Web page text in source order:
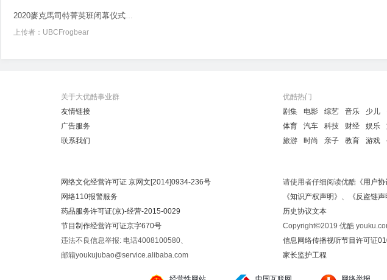
2020麥克馬司特菁英班闭幕仪式致辞 - Tali Hershkovitz
上传者： UBCFrogbear
关于大优酷事业群
友情链接
广告服务
联系我们
优酷热门
剧集
电影 综艺 音乐 少儿
体育
汽车 科技 财经 娱乐
旅游
时尚 亲子 教育 游戏
网络文化经营许可证 京网文[2014]0934-236号
网络110报警服务
药品服务许可证(京)-经营-2015-0029
节目制作经营许可证京字670号
违法不良信息举报: 电话4008100580、
邮箱youkujubao@service.alibaba.com
请使用者仔细阅读优酷《用户协
《知识产权声明》 、 《反盗链声
历史协议文本
Copyright©2019 优酷
信息网络传播视听节目许可证
家长监护工程